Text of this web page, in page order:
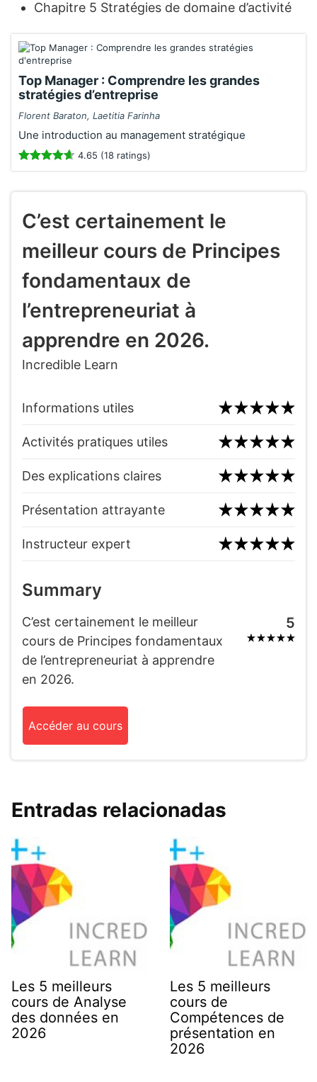
Chapitre 5 Stratégies de domaine d’activité
Top Manager : Comprendre les grandes
stratégies d’entreprise
Florent Baraton, Laetitia Farinha
Une introduction au management stratégique
4.65 (18 ratings)
C’est certainement le
meilleur cours de Principes
fondamentaux de
l’entrepreneuriat à
apprendre en 2026.
Incredible Learn
Informations utiles
Activités pratiques utiles
Des explications claires
Présentation attrayante
Instructeur expert
Summary
C’est certainement le meilleur
cours de Principes fondamentaux
de l’entrepreneuriat à apprendre
en 2026.
5
Accéder au cours
Entradas relacionadas
Les 5 meilleurs
cours de Analyse
des données en
2026
Les 5 meilleurs
cours de
Compétences de
présentation en
2026